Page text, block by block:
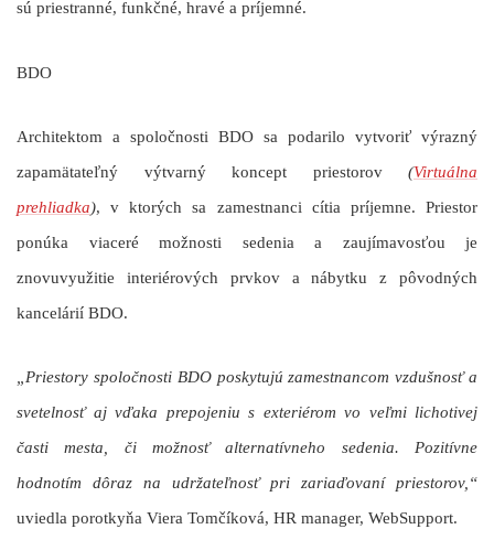
sú priestranné, funkčné, hravé a príjemné.
BDO
Architektom a spoločnosti BDO sa podarilo vytvoriť výrazný
zapamätateľný výtvarný koncept priestorov (Virtuálna
prehliadka), v ktorých sa zamestnanci cítia príjemne. Priestor
ponúka viaceré možnosti sedenia a zaujímavosťou je
znovuvyužitie interiérových prvkov a nábytku z pôvodných
kancelárií BDO.
„Priestory spoločnosti BDO poskytujú zamestnancom vzdušnosť a
svetelnosť aj vďaka prepojeniu s exteriérom vo veľmi lichotivej
časti mesta, či možnosť alternatívneho sedenia. Pozitívne
hodnotím dôraz na udržateľnosť pri zariaďovaní priestorov,“
uviedla porotkyňa Viera Tomčíková, HR manager, WebSupport.